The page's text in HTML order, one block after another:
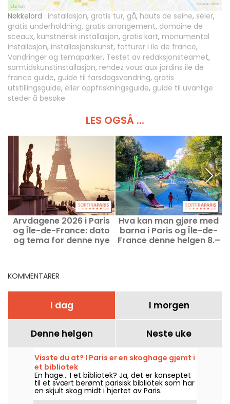
Nøkkelord : installasjon, gratis tur, gå, hauts de seine, seler,
gratis underholdning, gratis arrangement, domaine de
sceaux, kunstnerisk installasjon, gratis kart, monumental
installasjon, installasjonskunst, fotturer i ile de france,
Vandringer og temaparker, Testet av redaksjonsteamet,
samtidskunstinstallasjon, rendez vous aux jardins ile de
france guide, guide til farsdagsvandring, gratis
utstillingsguide, eller oppfriskningsguide, guide til uvanlige
steder å besøke
LES OGSÅ ...
Arvdagene 2026 i Paris
og Île-de-France: dato
og tema for denne nye
Hva kan man gjøre med
barna i Paris og Île-de-
France denne helgen 8.–
KOMMENTARER
I dag I morgen
Denne helgen Neste uke
Visste du at? I Paris er en skoghage gjemt i
et bibliotek
En hage... I et bibliotek? Ja, det er konseptet
til et svært berømt parisisk bibliotek som har
en skjult skog midt i hjertet av Paris.